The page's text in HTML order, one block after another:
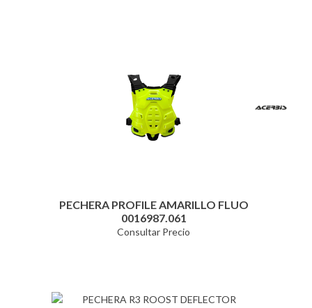
PECHERA PROFILE AMARILLO FLUO
0016987.061
Consultar Precio